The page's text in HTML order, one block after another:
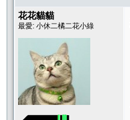
花花貓貓
最愛: 小休二橘二花小綠